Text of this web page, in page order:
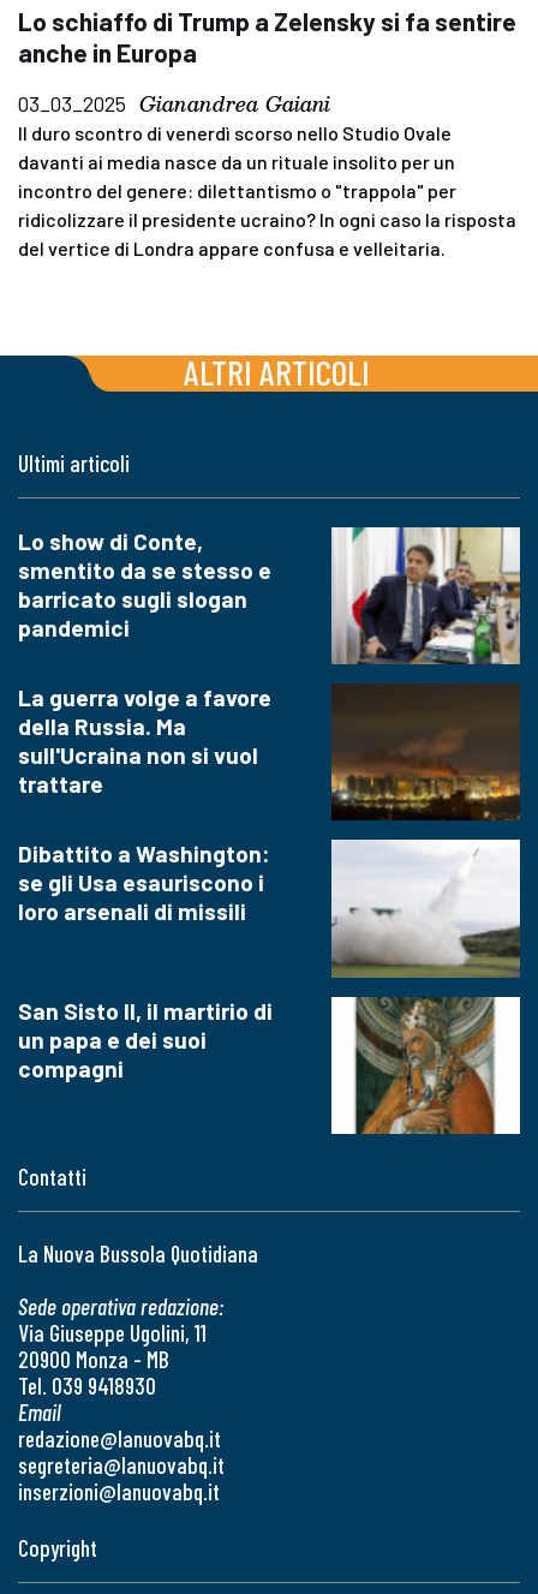
Lo schiaffo di Trump a Zelensky si fa sentire
anche in Europa
03_03_2025 Gianandrea Gaiani
Il duro scontro di venerdì scorso nello Studio Ovale
davanti ai media nasce da un rituale insolito per un
incontro del genere: dilettantismo o "trappola" per
ridicolizzare il presidente ucraino? In ogni caso la risposta
del vertice di Londra appare confusa e velleitaria.
ALTRI ARTICOLI
Contatti
La Nuova Bussola Quotidiana
Sede operativa redazione:
Via Giuseppe Ugolini, 11
20900 Monza - MB
Tel. 039 9418930
Email
redazione@lanuovabq.it
segreteria@lanuovabq.it
inserzioni@lanuovabq.it
Ultimi articoli
Lo show di Conte,
smentito da se stesso e
barricato sugli slogan
pandemici
La guerra volge a favore
della Russia. Ma
sull'Ucraina non si vuol
trattare
Dibattito a Washington:
se gli Usa esauriscono i
loro arsenali di missili
San Sisto II, il martirio di
un papa e dei suoi
compagni
Copyright